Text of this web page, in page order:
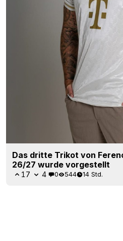
Das dritte Trikot von
26/27 wurde vorgestellt
17 4 0 544 14 Std.